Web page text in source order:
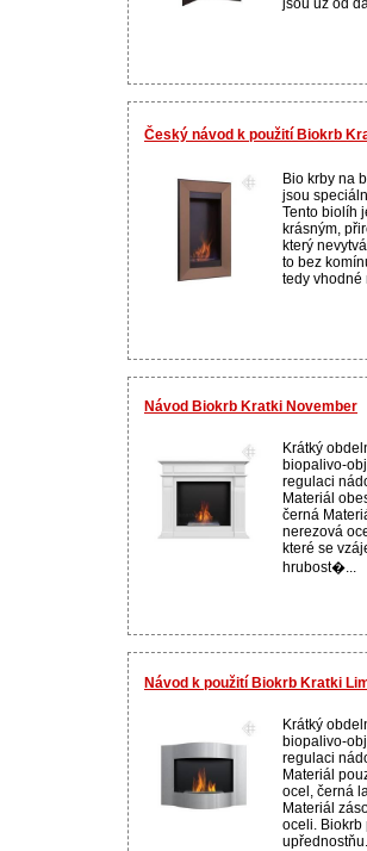
jsou už od
Český návod k použití Biokrb
Bio krby na
jsou
Tento biolíh
krásným,
který
to bez
tedy vhodné
Návod Biokrb Kratki November
Krátký
biopalivo-
regulaci
Materiál
černá
nerezová
které se
hrubost�...
Návod k použití Biokrb Kratki
Krátký
biopalivo-
regulaci
Materiál
ocel, černá
Materiál
oceli. Biokrb